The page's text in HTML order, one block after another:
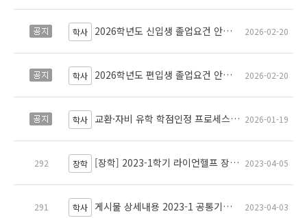
공지 학사 2026학년도 신입생 졸업요건 안내 Graduation Requirements for First Year Students in Academic Year 2026 2026-02-20
공지 학사 2026학년도 편입생 졸업요건 안내 (선수강 과목 면제 신청 방법 포함) Graduation Requirements for Transfer Students in Academic Year 2026 2026-02-20
공지 학사 교환·자비 유학 학점인정 프로세스 안내 (2025.01.15~) 2026-01-19
292 장학 [장학] 2023-1학기 라이언헬프 장학금 신청 안내 2023-04-05
291 학사 게시물 상세내용 2023-1 공통기초과학과목 중간시험 고사장 안내 2023-04-03